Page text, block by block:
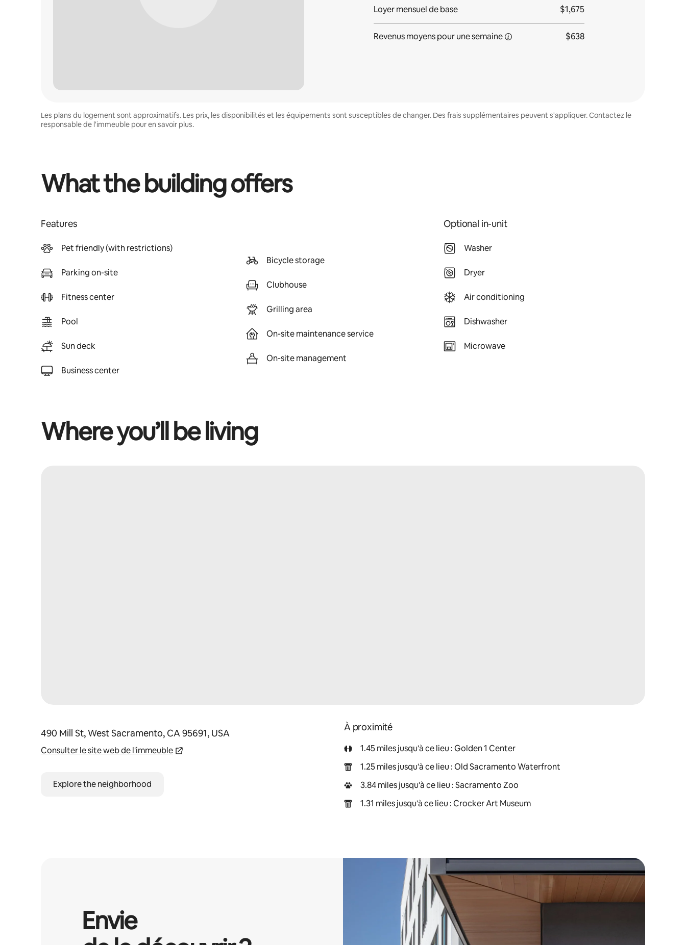
Loyer mensuel de base $1,675
Revenus moyens pour unesemaine $638
Les plans du logement sont approximatifs. Les prix, les disponibilités et les équipements sont susceptibles de changer. Des frais supplémentaires peuvent s'appliquer. Contactez le
responsable de l'immeuble pour en savoir plus.
What the building offers
Features
Pet friendly (with restrictions)
Parking on-site
Fitness center
Pool
Sun deck
Business center
Bicycle storage
Clubhouse
Grilling area
On-site maintenance service
On-site management
Optional in-unit
Washer
Dryer
Air conditioning
Dishwasher
Microwave
Where you’ll be living
490 Mill St, West Sacramento, CA 95691, USA
Consulter le site web de l'immeuble
Explore the neighborhood
À proximité
1.45 miles jusqu'à ce lieu : Golden 1 Center
1.25 miles jusqu'à ce lieu : Old Sacramento Waterfront
3.84 miles jusqu'à ce lieu : Sacramento Zoo
1.31 miles jusqu'à ce lieu : Crocker Art Museum
Envie